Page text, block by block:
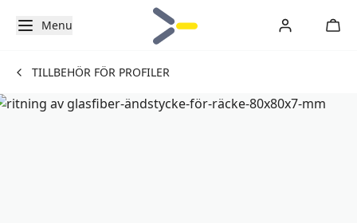
Menu
TILLBEHÖR FÖR PROFILER